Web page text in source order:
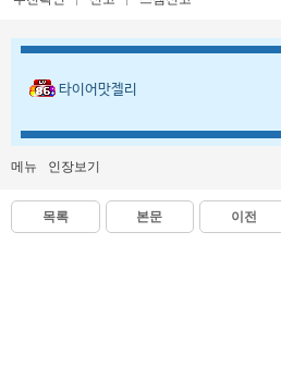
타이어맛젤리
메뉴 인장보기
목록 본문 이전